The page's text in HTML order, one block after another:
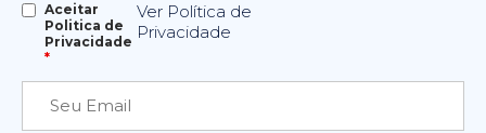
Aceitar
Politica de
Privacidade
*
Ver Política de
Privacidade